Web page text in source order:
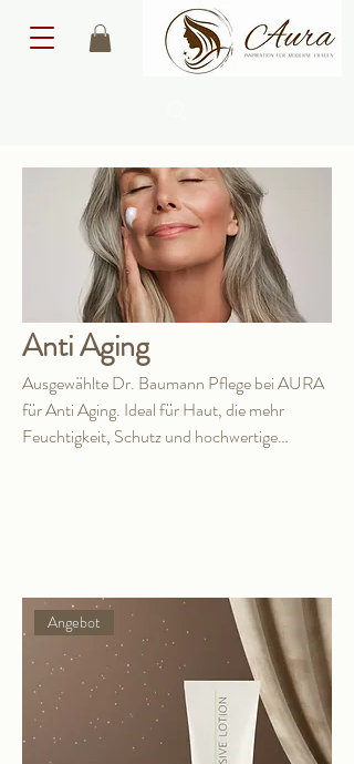
Anti Aging
Ausgewählte Dr. Baumann Pflege bei AURA
für Anti Aging. Ideal für Haut, die mehr
Feuchtigkeit, Schutz und hochwertige
Angebot